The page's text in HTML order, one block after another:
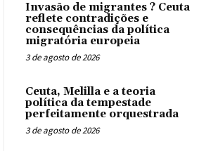
Invasão de migrantes ? Ceuta
reflete contradições e
consequências da política
migratória europeia
3 de agosto de 2026
Ceuta, Melilla e a teoria
política da tempestade
perfeitamente orquestrada
3 de agosto de 2026